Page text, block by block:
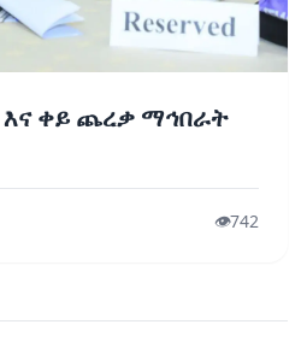
እና ቀይ ጨረቃ ማኅበራት
👁️742